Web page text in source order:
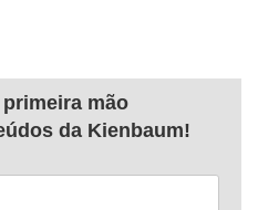
primeira mão
da Kienbaum!